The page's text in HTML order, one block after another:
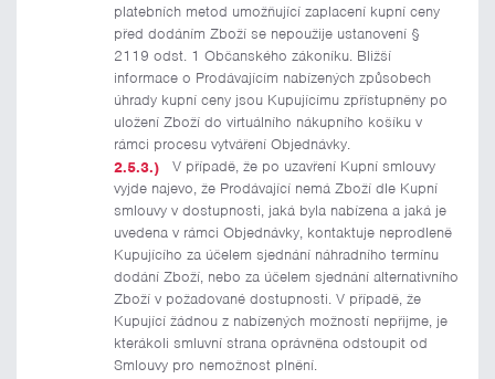
platebních metod umožňující zaplacení kupní ceny
před dodáním Zboží se nepoužije ustanovení §
2119 odst. 1 Občanského zákoníku. Bližší
informace o Prodávajícím nabízených způsobech
úhrady kupní ceny jsou Kupujícímu zpřístupněny po
uložení Zboží do virtuálního nákupního košíku v
rámci procesu vytváření Objednávky.
V případě, že po uzavření Kupní smlouvy
vyjde najevo, že Prodávající nemá Zboží dle Kupní
smlouvy v dostupnosti, jaká byla nabízena a jaká je
uvedena v rámci Objednávky, kontaktuje neprodleně
Kupujícího za účelem sjednání náhradního termínu
dodání Zboží, nebo za účelem sjednání alternativního
Zboží v požadované dostupnosti. V případě, že
Kupující žádnou z nabízených možností nepřijme, je
kterákoli smluvní strana oprávněna odstoupit od
Smlouvy pro nemožnost plnění.